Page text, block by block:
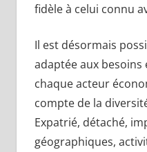
fidèle à celui connu
Il est désormais
adaptée aux
chaque acteur
compte de la
Expatrié, détaché,
géographiques,